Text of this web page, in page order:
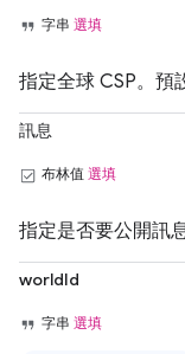
字串 選填
指定全球 CSP。預
訊息
布林值 選填
指定是否要公開訊
worldId
字串 選填